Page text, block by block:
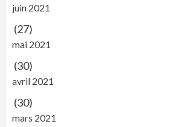
juin 2021
(27)
mai 2021
(30)
avril 2021
(30)
mars 2021